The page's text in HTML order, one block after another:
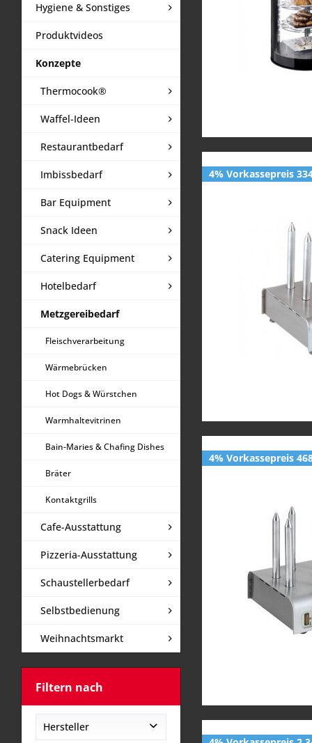
Hygiene & Sonstiges
Produktvideos
Konzepte
Thermocook®
Waffel-Ideen
Restaurantbedarf
Imbissbedarf
Bar Equipment
Snack Ideen
Catering Equipment
Hotelbedarf
Metzgereibedarf
Fleischverarbeitung
Wärmebrücken
Hot Dogs & Würstchen
Warmhaltevitrinen
Bain-Maries & Chafing Dishes
Bräter
Kontaktgrills
Cafe-Ausstattung
Pizzeria-Ausstattung
Schaustellerbedarf
Selbstbedienung
Weihnachtsmarkt
Filtern nach
Hersteller
4% Vorkassepreis
4% Vorkassepreis